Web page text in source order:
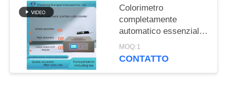
Colorimetro
completamente
automatico essenziale
di ST110B Lovibon per
le istituzioni del grano
MOQ:1
CONTATTO